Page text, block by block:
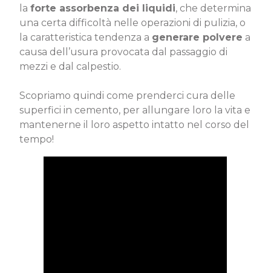
laforte assorbenza dei liquidi, che determina
una certa difficoltà nelle operazioni di pulizia, o
la caratteristica tendenza a generare polvere a
causa dell’usura provocata dal passaggio di
mezzi e dal calpestio.
Scopriamo quindi come prenderci cura delle
superfici in cemento, per allungare loro la vita e
mantenerne il loro aspetto intatto nel corso del
tempo!